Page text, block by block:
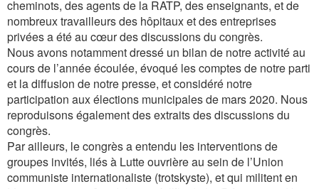
cheminots, des agents de la RATP, des enseignants, et de
nombreux travailleurs des hôpitaux et des entreprises
privées a été au cœur des discussions du congrès.
Nous avons notamment dressé un bilan de notre activité au
cours de l’année écoulée, évoqué les comptes de notre parti
et la diffusion de notre presse, et considéré notre
participation aux élections municipales de mars 2020. Nous
reproduisons également des extraits des discussions du
congrès.
Par ailleurs, le congrès a entendu les interventions de
groupes invités, liés à Lutte ouvrière au sein de l’Union
communiste internationaliste (trotskyste), et qui militent en